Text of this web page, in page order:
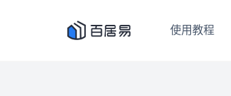
使用教程